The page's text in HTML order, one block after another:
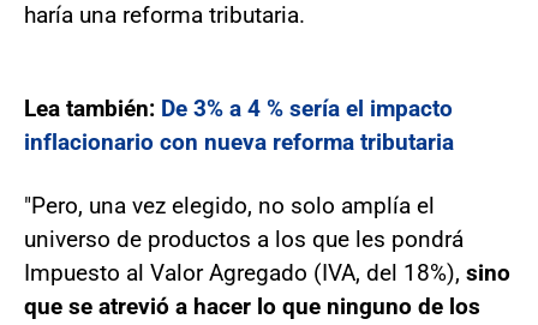
haría una reforma tributaria.
Lea también: De 3% a 4 % sería el impacto
inflacionario con nueva reforma tributaria
"Pero, una vez elegido, no solo amplía el
universo de productos a los que les pondrá
Impuesto al Valor Agregado (IVA, del 18%), sino
que se atrevió a hacer lo que ninguno de los